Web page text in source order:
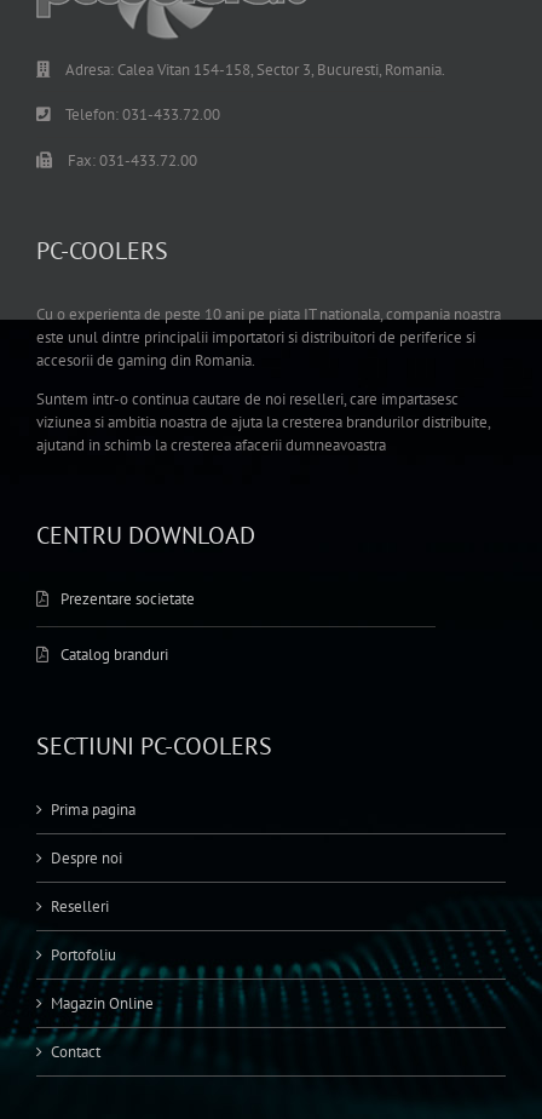
Adresa: Calea Vitan 154-158, Sector 3, Bucuresti, Romania.
Telefon: 031-433.72.00
Fax: 031-433.72.00
PC-COOLERS
Cu o experienta de peste 10 ani pe piata IT nationala, compania noastra
este unul dintre principalii importatori si distribuitori de periferice si
accesorii de gaming din Romania.
Suntem intr-o continua cautare de noi reselleri, care impartasesc
viziunea si ambitia noastra de ajuta la cresterea brandurilor distribuite,
ajutand in schimb la cresterea afacerii dumneavoastra
CENTRU DOWNLOAD
Prezentare societate
Catalog branduri
SECTIUNI PC-COOLERS
Prima pagina
Despre noi
Reselleri
Portofoliu
Magazin Online
Contact